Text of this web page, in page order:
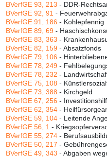
BVerfGE 93, 213 - DDR-
BVerfGE 92, 91 -
BVerfGE 91, 186 - Kohlepfennig
BVerfGE 89, 69 -
BVerfGE 83, 363 -
BVerfGE 82, 159 - Absatzfonds
BVerfGE 79, 106 -
BVerfGE 78, 249 -
BVerfGE 78, 232 -
BVerfGE 75, 108 -
BVerfGE 73, 388 - Kirchgeld
BVerfGE 67, 256 -
BVerfGE 62, 354 -
BVerfGE 59, 104 - Leitende
BVerfGE 56, 1 -
BVerfGE 55, 274 -
BVerfGE 50, 217 -
BVerfGE 49, 343 - Abgaben